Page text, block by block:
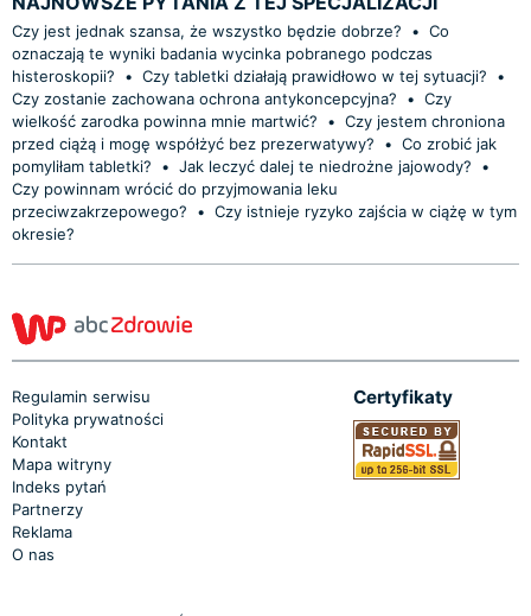
Czy jest jednak szansa, że wszystko będzie dobrze? • Co
oznaczają te wyniki badania wycinka pobranego podczas
histeroskopii?
• Czy tabletki działają prawidłowo w tej sytuacji?
•
Czy zostanie zachowana ochrona antykoncepcyjna?
• Czy
wielkość zarodka powinna mnie martwić?
• Czy jestem chroniona
przed ciążą i mogę współżyć bez prezerwatywy?
• Co zrobić jak
pomyliłam tabletki?
• Jak leczyć dalej te niedrożne jajowody?
•
Czy powinnam wrócić do przyjmowania leku
przeciwzakrzepowego?
• Czy istnieje ryzyko zajścia w ciążę w tym
okresie?
Regulamin serwisu
Polityka prywatności
Kontakt
Mapa witryny
Indeks pytań
Partnerzy
Reklama
O nas
Certyfikaty